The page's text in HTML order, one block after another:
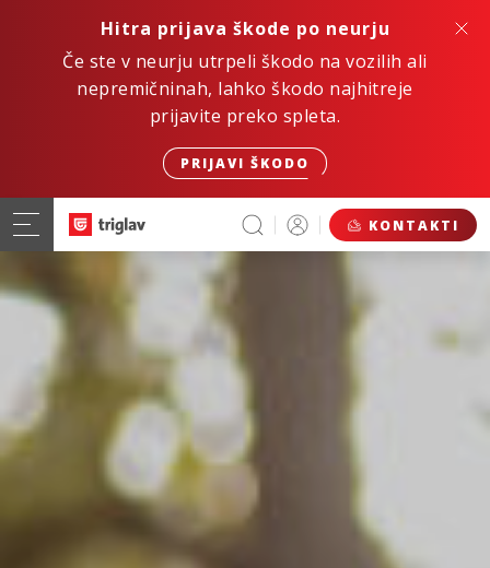
Hitra prijava škode po neurju
Če ste v neurju utrpeli škodo na vozilih ali
nepremičninah, lahko škodo najhitreje
prijavite preko spleta.
PRIJAVI ŠKODO
KONTAKTI